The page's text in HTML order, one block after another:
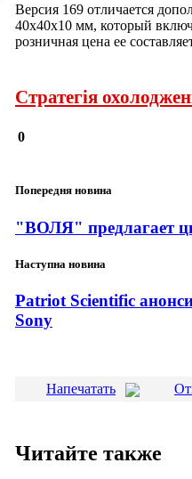
Версия 169 отличается
40х40х10 мм, который
розничная цена ее
Стратегія
0
Попередня новина
"ВОЛЯ" предлагает
Наступна новина
Patriot Scientific
Sony
Напечатать
Читайте также